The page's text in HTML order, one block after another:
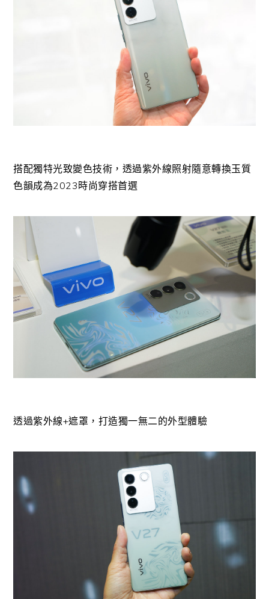
搭配獨特光致變色技術，透過紫外線照射隨意轉換玉質
色韻成為2023時尚穿搭首選
透過紫外線+遮罩，打造獨一無二的外型體驗